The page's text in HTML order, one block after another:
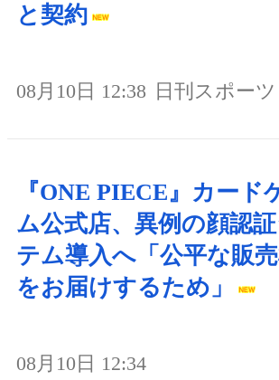
と契約
08月10日 12:38 日刊スポーツ
『ONE PIECE』カード
ム公式店、異例の顔認
テム導入へ「公平な販
をお届けするため」
08月10日 12:34